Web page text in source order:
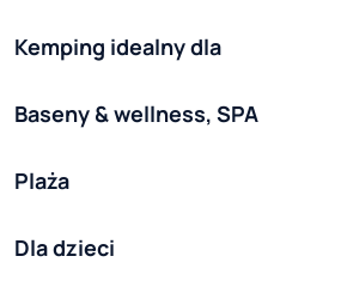
Kemping idealny dla
Baseny & wellness, SPA
Plaża
Dla dzieci